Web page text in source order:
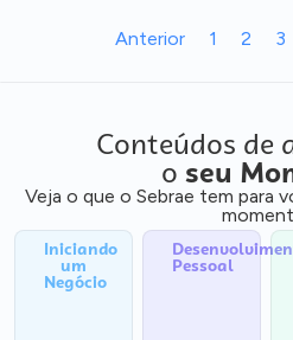
Anterior 1 2 3
Conteúdos de
o seu
Veja o que o Sebrae tem para
Iniciando
um
Negócio
Pessoal